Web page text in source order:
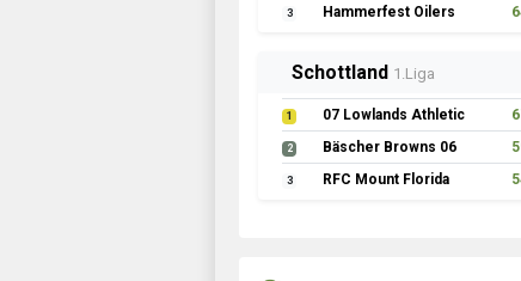
3 Hammerfest Oilers
Schottland 1.Liga
1 07 Lowlands Athletic
2 Bäscher Browns 06
3 RFC Mount Florida